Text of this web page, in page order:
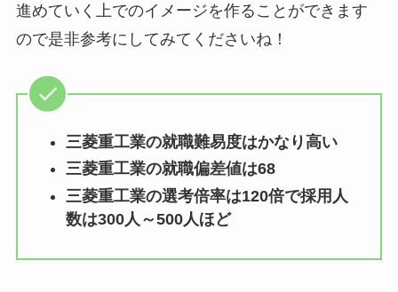
進めていく上でのイメージを作ることができます
ので是非参考にしてみてくださいね！
三菱重工業の就職難易度はかなり高い
三菱重工業の就職偏差値は68
三菱重工業の選考倍率は120倍で採用人
数は300人～500人ほど